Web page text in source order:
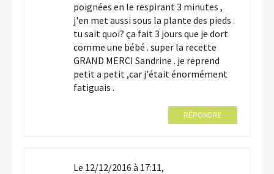
poignées en le respirant 3 minutes ,
j'en met aussi sous la plante des pieds .
tu sait quoi? ça fait 3 jours que je dort
comme une bébé . super la recette
GRAND MERCI Sandrine . je reprend
petit a petit ,car j'était énormément
fatiguais .
RÉPONDRE
Le 12/12/2016 à 17:11,